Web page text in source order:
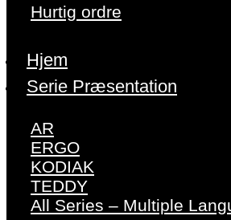
Hurtig ordre
Hjem
Serie Præsentation
AR
ERGO
KODIAK
TEDDY
All Series – Multiple